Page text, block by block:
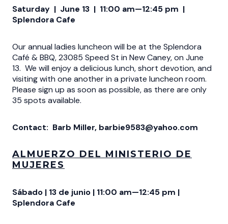
Saturday | June 13 | 11:00 am—12:45 pm |
Splendora Cafe
Our annual ladies luncheon will be at the Splendora
Café & BBQ, 23085 Speed St in New Caney, on June
13. We will enjoy a delicious lunch, short devotion, and
visiting with one another in a private luncheon room.
Please sign up as soon as possible, as there are only
35 spots available.
Contact: Barb Miller, barbie9583@yahoo.com
ALMUERZO DEL MINISTERIO DE
MUJERES
Sábado | 13 de junio | 11:00 am—12:45 pm |
Splendora Cafe